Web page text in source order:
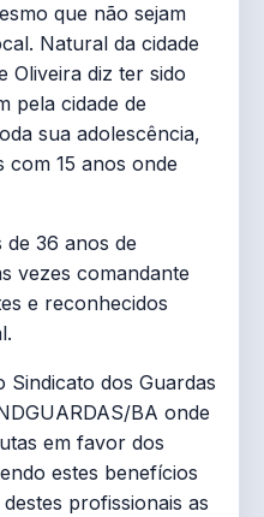
que não sejam
Natural da cidade
Oliveira diz ter sido
pela cidade de
sua adolescência,
com 15 anos onde
de 36 anos de
vezes comandante
e reconhecidos
Sindicato dos Guardas
BA onde
em favor dos
estes benefícios
profissionais as